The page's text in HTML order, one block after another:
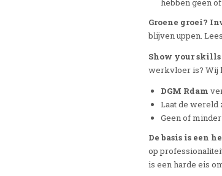
hebben geen
Groene groei?
blijven uppen.
Show your skills
werkvloer is? Wij
DGM Rdam
Laat de wereld
Geen of
De basis is een
op
is een harde eis